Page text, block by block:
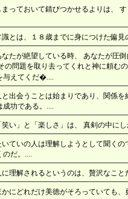
まっておいて錆びつかせるよりは、
識とは、１８歳までに身につけた偏
なたが絶望している時、 あなたが圧
の問題を取り去ってくれと神に頼む
与えてくだ�....
と出会うことは始まりであり、関係
成功である。....
笑い」と「楽しさ」は、 真剣の中に
いていの人は理解しようとして聞く
のだ。....
に理解されるというのは、贅沢なこと
かにどれだけ美徳がそろっていても